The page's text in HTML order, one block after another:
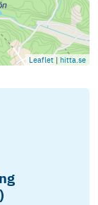
Leaflet | hitta.se